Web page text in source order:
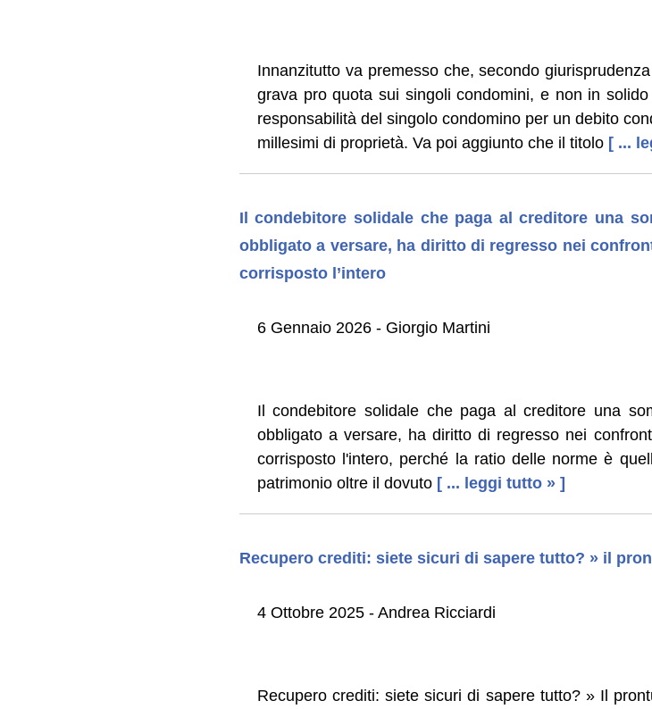
Innanzitutto va premesso che, secondo
grava pro quota sui singoli condomini, e non in
responsabilità del singolo condomino per un debito
millesimi di proprietà. Va poi aggiunto che il titolo [ ...
Il condebitore solidale che paga al creditore una
obbligato a versare, ha diritto di regresso nei
corrisposto l’intero
6 Gennaio 2026 - Giorgio Martini
Il condebitore solidale che paga al creditore una
obbligato a versare, ha diritto di regresso nei
corrisposto l'intero, perché la ratio delle norme è
patrimonio oltre il dovuto [ ... leggi tutto » ]
Recupero crediti: siete sicuri di sapere tutto? » il
4 Ottobre 2025 - Andrea Ricciardi
Recupero crediti: siete sicuri di sapere tutto? » Il